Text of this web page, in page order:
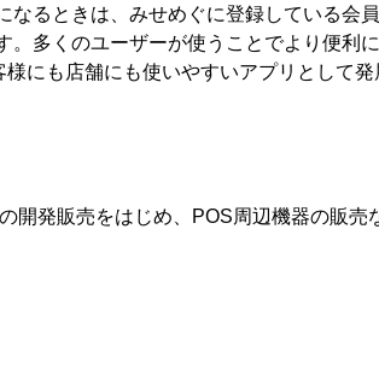
るときは、みせめぐに登録している会
。多くのユーザーが使うことでより便利
にも店舗にも使いやすいアプリとして発
開発販売をはじめ、POS周辺機器の販売